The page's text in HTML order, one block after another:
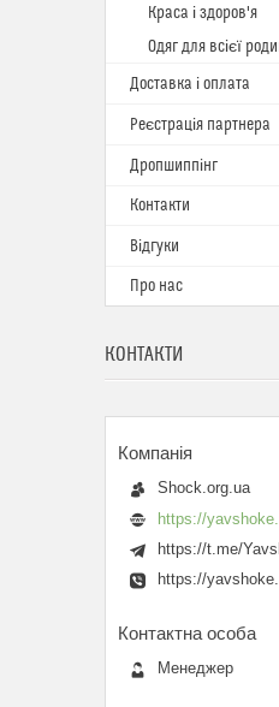
Краса і здоров'я
Одяг для всієї
Доставка і оплата
Реєстрація партнера
Дропшиппінг
Контакти
Відгуки
Про нас
КОНТАКТИ
Shock.org.ua
https://
https://t.me/
https://
Менеджер